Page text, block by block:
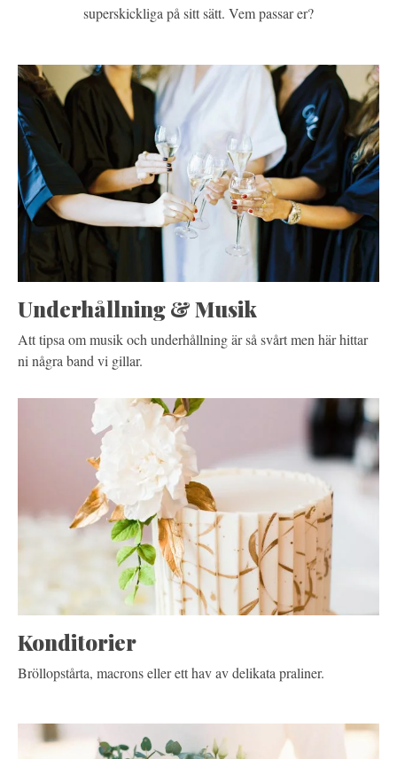
superskickliga på sitt sätt. Vem passar er?
Underhållning & Musik
Att tipsa om musik och underhållning är så svårt men här hittar
ni några band vi gillar.
Konditorier
Bröllopstårta, macrons eller ett hav av delikata praliner.